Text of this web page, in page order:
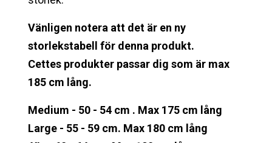
Vänligen notera att det är en ny
storlekstabell för denna produkt.
Cettes produkter passar dig som är max
185 cm lång.
Medium - 50 - 54 cm . Max 175 cm lång
Large - 55 - 59 cm. Max 180 cm lång